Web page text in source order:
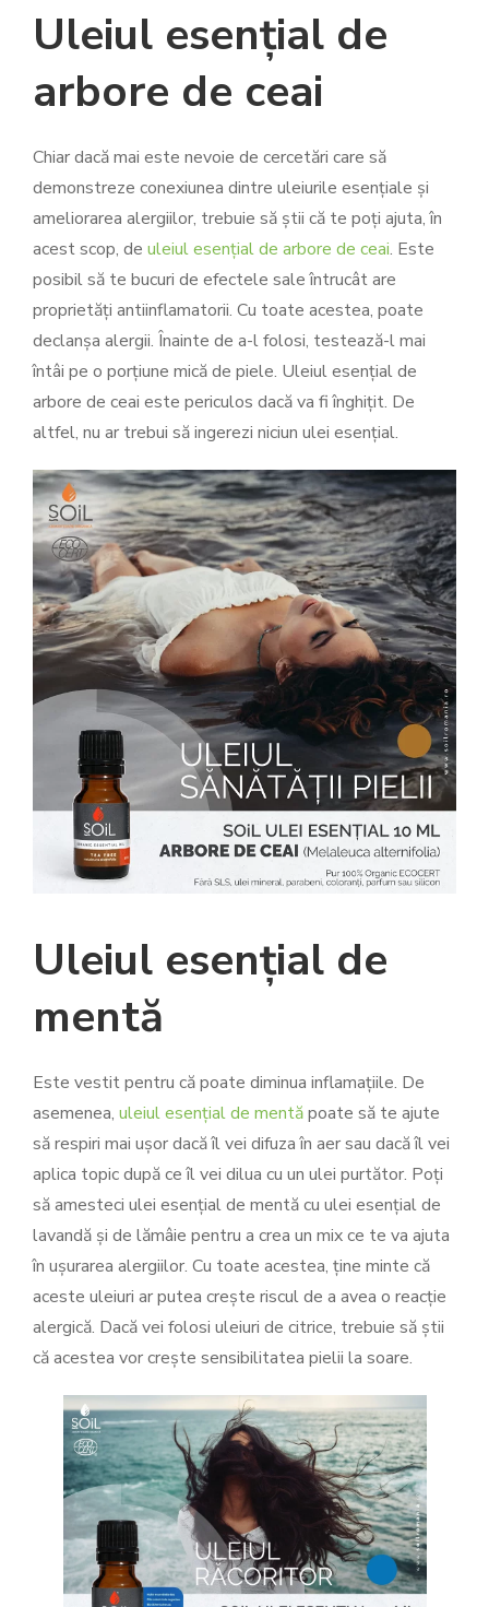
Uleiul esențial de
arbore de ceai
Chiar dacă mai este nevoie de cercetări care să
demonstreze conexiunea dintre uleiurile esențiale și
ameliorarea alergiilor, trebuie să știi că te poți ajuta, în
acest scop, de uleiul esențial de arbore de ceai. Este
posibil să te bucuri de efectele sale întrucât are
proprietăți antiinflamatorii. Cu toate acestea, poate
declanșa alergii. Înainte de a-l folosi, testează-l mai
întâi pe o porțiune mică de piele. Uleiul esențial de
arbore de ceai este periculos dacă va fi înghițit. De
altfel, nu ar trebui să ingerezi niciun ulei esențial.
Uleiul esențial de
mentă
Este vestit pentru că poate diminua inflamațiile. De
asemenea, uleiul esențial de mentăpoate să te ajute
să respiri mai ușor dacă îl vei difuza în aer sau dacă îl vei
aplica topic după ce îl vei dilua cu un ulei purtător. Poți
să amesteci ulei esențial de mentă cu ulei esențial de
lavandă și de lămâie pentru a crea un mix ce te va ajuta
în ușurarea alergiilor. Cu toate acestea, ține minte că
aceste uleiuri ar putea crește riscul de a avea o reacție
alergică. Dacă vei folosi uleiuri de citrice, trebuie să știi
că acestea vor crește sensibilitatea pielii la soare.